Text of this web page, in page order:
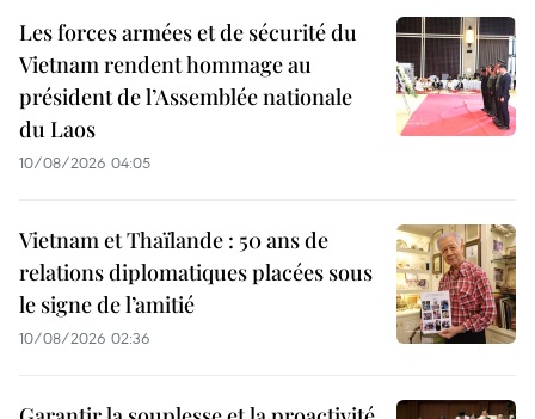
Les forces armées et de sécurité du
Vietnam rendent hommage au
président de l’Assemblée nationale
du Laos
10/08/2026 04:05
Vietnam et Thaïlande : 50 ans de
relations diplomatiques placées sous
le signe de l’amitié
10/08/2026 02:36